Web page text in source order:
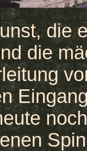
die
die